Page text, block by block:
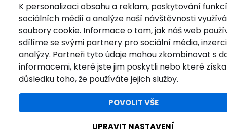
K personalizaci obsahu a reklam, poskytování funkcí
sociálních médií a analýze naší návštěvnosti
soubory cookie. Informace o tom, jak náš web
sdílíme se svými partnery pro sociální média,
analýzy. Partneři tyto údaje mohou zkombinovat s
informacemi, které jste jim poskytli nebo které
důsledku toho, že používáte jejich služby.
POVOLIT VŠE
UPRAVIT NASTAVENÍ